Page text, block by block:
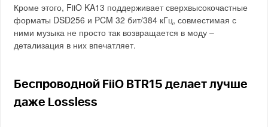
Кроме этого, FiiO KA13 поддерживает сверхвысокочастные
форматы DSD256 и PCM 32 бит/384 кГц, совместимая с
ними музыка не просто так возвращается в моду –
детализация в них впечатляет.
Беспроводной FiiO BTR15 делает лучше
даже Lossless